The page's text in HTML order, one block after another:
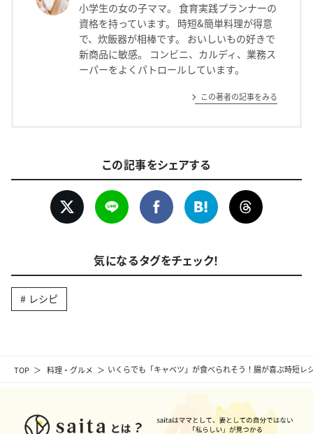
TOP 料理・グルメ いくらでも「キャベツ」が食べられそう！腸が喜ぶ時短レ
小学生の女の子ママ。 食育実践プランナーの
資格を持っています。 時短&簡単料理が得意
で、炊飯器が相棒です。 おいしいもの好きで
新商品に敏感。 コンビニ、カルディ、業務ス
ーパーをよくパトロールしています。
この著者の記事をみる
この記事をシェアする
気になるタグをチェック！
レシピ